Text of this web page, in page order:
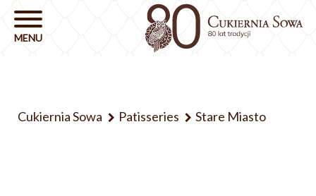
Cukiernia Sowa Patisseries Stare Miasto